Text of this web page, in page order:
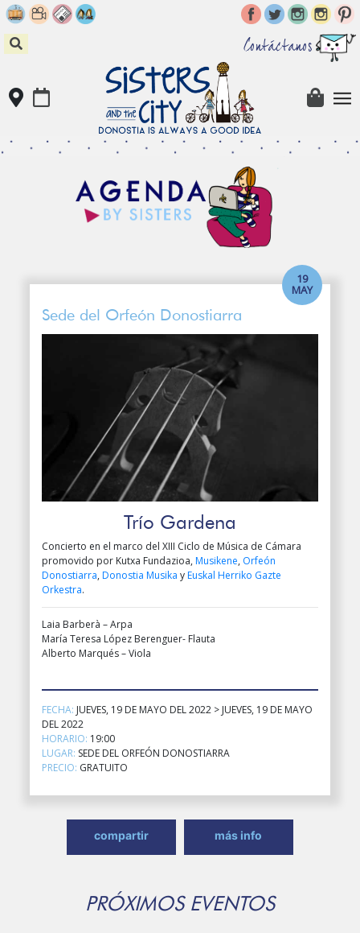
Skip
to
content
Contáctanos
19
MAY
Sede del Orfeón Donostiarra
Trío Gardena
Concierto en el marco del XIII Ciclo de Música de Cámara
promovido por Kutxa Fundazioa,Musikene, Orfeón
Donostiarra,Donostia Musika yEuskal Herriko Gazte
Orkestra.
Laia Barberà – Arpa
María Teresa López Berenguer- Flauta
Alberto Marqués – Viola
FECHA: JUEVES, 19 DE MAYO DEL 2022 > JUEVES, 19 DE MAYO
DEL 2022
HORARIO: 19:00
LUGAR: SEDE DEL ORFEÓN DONOSTIARRA
PRECIO: GRATUITO
compartir más info
PRÓXIMOS EVENTOS